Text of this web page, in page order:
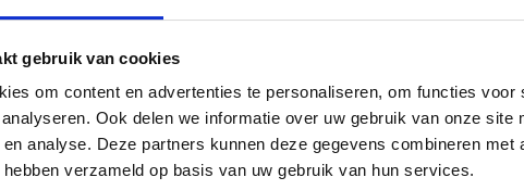
gebruik van cookies
om content en advertenties te personaliseren, om functies voor
Ook delen we informatie over uw gebruik van onze site
analyse. Deze partners kunnen deze gegevens combineren met
verzameld op basis van uw gebruik van hun services.
Groningen
Naarden